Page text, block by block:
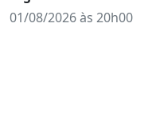
01/08/2026 às 20h00